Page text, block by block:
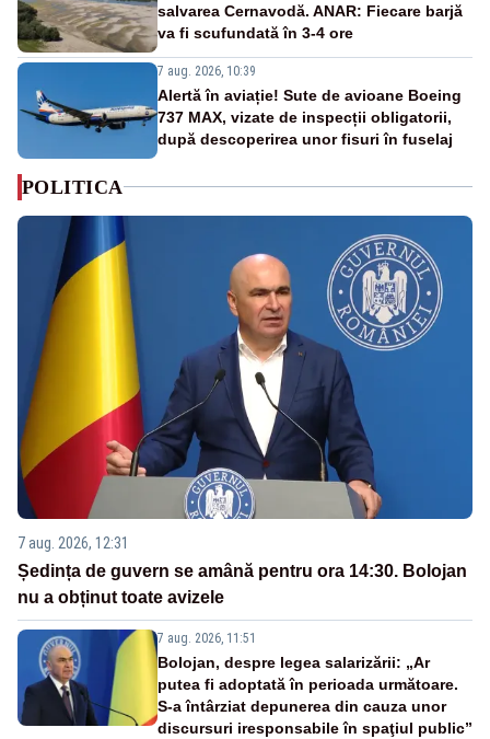
salvarea Cernavodă. ANAR: Fiecare barjă
va fi scufundată în 3-4 ore
7 aug. 2026, 10:39
Alertă în aviație! Sute de avioane Boeing
737 MAX, vizate de inspecții obligatorii,
după descoperirea unor fisuri în fuselaj
POLITICA
7 aug. 2026, 12:31
Ședința de guvern se amână pentru ora 14:30. Bolojan
nu a obținut toate avizele
7 aug. 2026, 11:51
Bolojan, despre legea salarizării: „Ar
putea fi adoptată în perioada următoare.
S-a întârziat depunerea din cauza unor
discursuri iresponsabile în spaţiul public”